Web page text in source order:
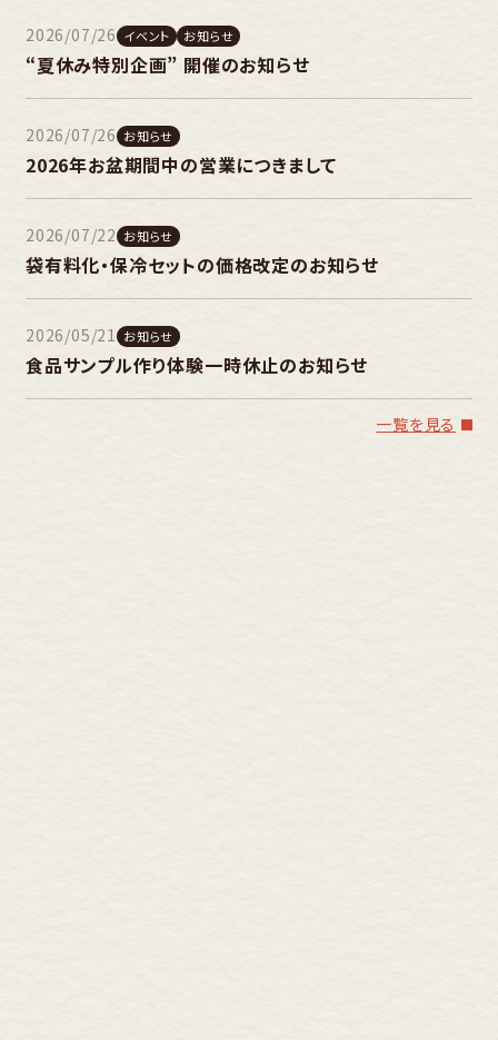
2026/07/26 イベント お知らせ
“夏休み特別企画” 開催のお知らせ
2026/07/26 お知らせ
2026年お盆期間中の営業につきまして
2026/07/22 お知らせ
袋有料化・保冷セットの価格改定のお知らせ
2026/05/21 お知らせ
食品サンプル作り体験一時休止のお知らせ
一覧を見る